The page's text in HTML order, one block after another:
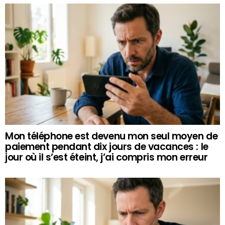
Mon téléphone est devenu mon seul moyen de
paiement pendant dix jours de vacances : le
jour où il s’est éteint, j’ai compris mon erreur